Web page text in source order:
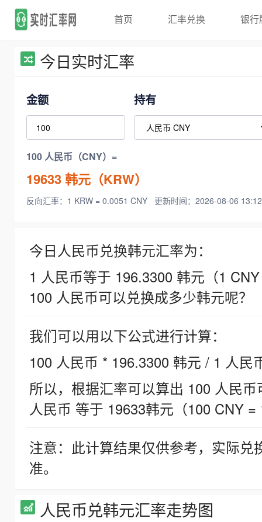
首页 汇率兑换 银行
今日实时汇率
金额 持有
100 人民币（CNY）=
19633韩元（KRW）
反向汇率：1 KRW = 0.0051 CNY 更新时间：2026-08-06
今日人民币兑换韩元汇率为：
1 人民币等于 196.3300 韩元（1
100 人民币可以兑换成多少韩元呢？
我们可以用以下公式进行计算：
100 人民币 * 196.3300 韩元 / 1 人民
所以，根据汇率可以算出 100 人民
人民币 等于 19633韩元（100 CNY =
注意：此计算结果仅供参考，实际
准。
人民币兑韩元汇率走势图